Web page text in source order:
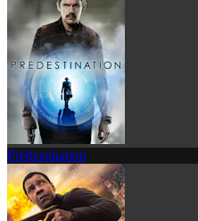
Prédestination